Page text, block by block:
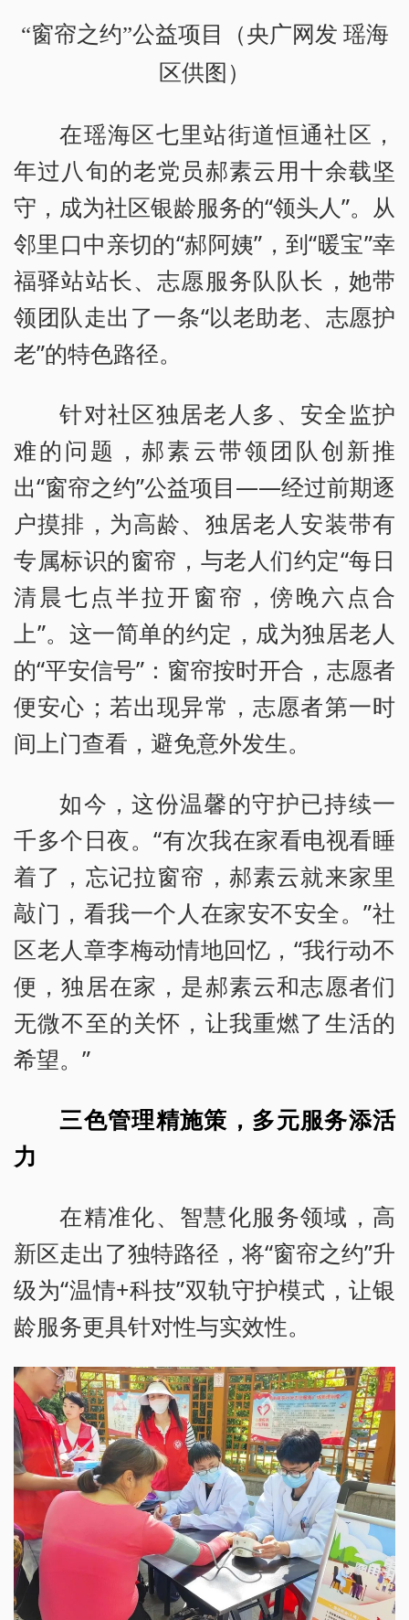
“窗帘之约”公益项目（央广网发 瑶海
区供图）
在瑶海区七里站街道恒通社区，
年过八旬的老党员郝素云用十余载坚
守，成为社区银龄服务的“领头人”。从
邻里口中亲切的“郝阿姨”，到“暖宝”幸
福驿站站长、志愿服务队队长，她带
领团队走出了一条“以老助老、志愿护
老”的特色路径。
针对社区独居老人多、安全监护
难的问题，郝素云带领团队创新推
出“窗帘之约”公益项目——经过前期逐
户摸排，为高龄、独居老人安装带有
专属标识的窗帘，与老人们约定“每日
清晨七点半拉开窗帘，傍晚六点合
上”。这一简单的约定，成为独居老人
的“平安信号”：窗帘按时开合，志愿者
便安心；若出现异常，志愿者第一时
间上门查看，避免意外发生。
如今，这份温馨的守护已持续一
千多个日夜。“有次我在家看电视看睡
着了，忘记拉窗帘，郝素云就来家里
敲门，看我一个人在家安不安全。”社
区老人章李梅动情地回忆，“我行动不
便，独居在家，是郝素云和志愿者们
无微不至的关怀，让我重燃了生活的
希望。”
三色管理精施策，多元服务添活
力
在精准化、智慧化服务领域，高
新区走出了独特路径，将“窗帘之约”升
级为“温情+科技”双轨守护模式，让银
龄服务更具针对性与实效性。